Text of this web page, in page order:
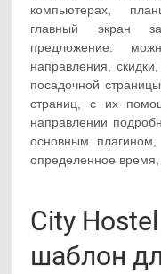
компьютерах,
главный экран
предложение:
направления,
посадочной
страниц, с их
направлении
основным
определенное время,
City
шаблон